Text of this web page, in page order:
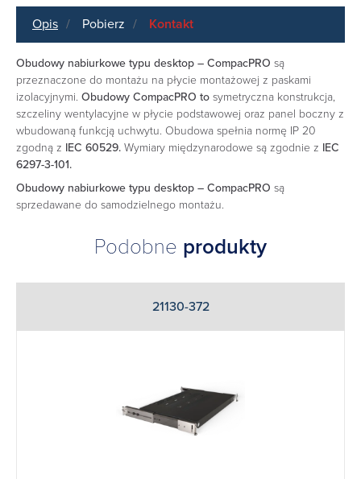
Opis Pobierz Kontakt
Obudowy nabiurkowe typu desktop – CompacPRO są
przeznaczone do montażu na płycie montażowej z paskami
izolacyjnymi. Obudowy CompacPRO to symetryczna konstrukcja,
szczeliny wentylacyjne w płycie podstawowej oraz panel boczny z
wbudowaną funkcją uchwytu. Obudowa spełnia normę IP 20
zgodną z IEC 60529. Wymiary międzynarodowe są zgodnie z IEC
6297-3-101.
Obudowy nabiurkowe typu desktop – CompacPRO są
sprzedawane do samodzielnego montażu.
Podobne produkty
21130-372